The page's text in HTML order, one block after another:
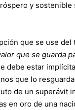
y sostenible
que se use del
que se guarda
debe estar
que lo
de un superávit
en oro de una